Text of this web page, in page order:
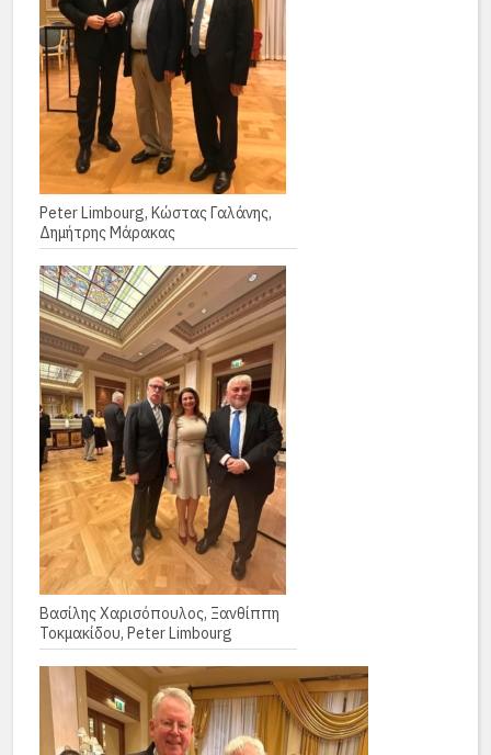
Peter Limbourg, Κώστας Γαλάνης,
Δημήτρης Μάρακας
Βασίλης Χαρισόπουλος, Ξανθίππη
Τοκμακίδου, Peter Limbourg